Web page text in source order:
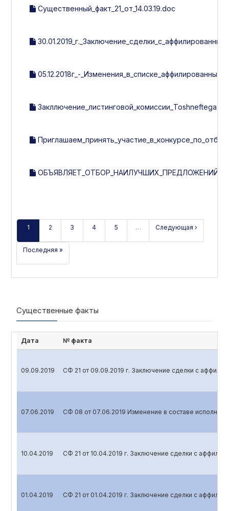
Существенный_факт_21_от_14.03.19.doc
05.12.2018г_-
1 2 3 4 5 … Следующая ›
Последняя »
Существенные факты
Дата № факта
09.09.2019 СФ 21 от 09.09.2019 г. Заключение сделки с
07.06.2019 СФ 08 от 07.06.2019 Изменение в составе
10.04.2019 СФ 21 от 10.04.2019 г. Заключение сделки с
01.04.2019 СФ 21 от 01.04.2019 г. Заключение сделки с